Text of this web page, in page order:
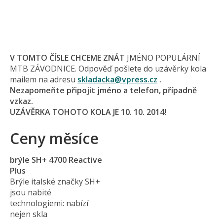
V TOMTO ČÍSLE CHCEME ZNÁT JMÉNO POPULÁRNÍ
MTB ZÁVODNICE. Odpověď pošlete do uzávěrky kola
mailem na adresu skladacka@vpress.cz .
Nezapomeňte připojit jméno a telefon, případně
vzkaz.
UZÁVĚRKA TOHOTO KOLA JE 10. 10. 2014!
Ceny měsíce
brýle SH+ 4700 Reactive
Plus
Brýle italské značky SH+
jsou nabité
technologiemi: nabízí
nejen skla